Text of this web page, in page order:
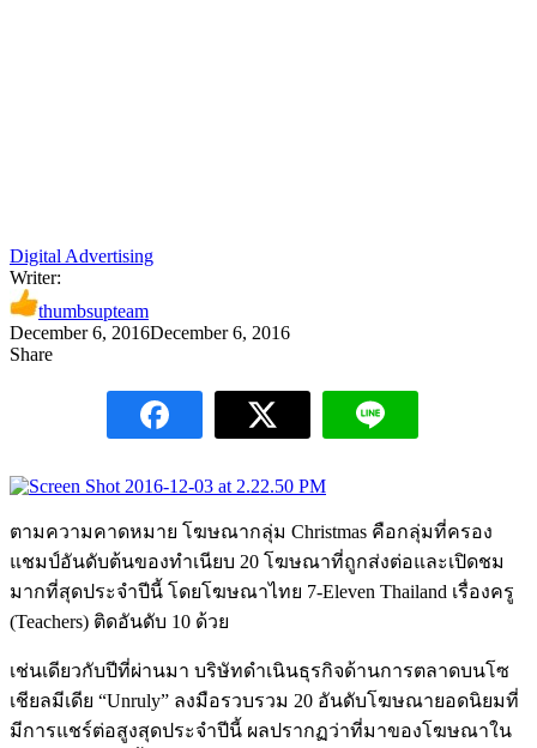
Digital Advertising
Writer:
thumbsupteam
December 6, 2016December 6, 2016
Share
ตามความคาดหมาย โฆษณากลุ่ม Christmas คือกลุ่มที่ครอง
แชมป์อันดับต้นของทำเนียบ 20 โฆษณาที่ถูกส่งต่อและเปิดชม
มากที่สุดประจำปีนี้ โดยโฆษณาไทย 7-Eleven Thailand เรื่องครู
(Teachers) ติดอันดับ 10 ด้วย
เช่นเดียวกับปีที่ผ่านมา บริษัทดำเนินธุรกิจด้านการตลาดบนโซ
เชียลมีเดีย “Unruly” ลงมือรวบรวม 20 อันดับโฆษณายอดนิยมที่
มีการแชร์ต่อสูงสุดประจำปีนี้ ผลปรากฏว่าที่มาของโฆษณาใน